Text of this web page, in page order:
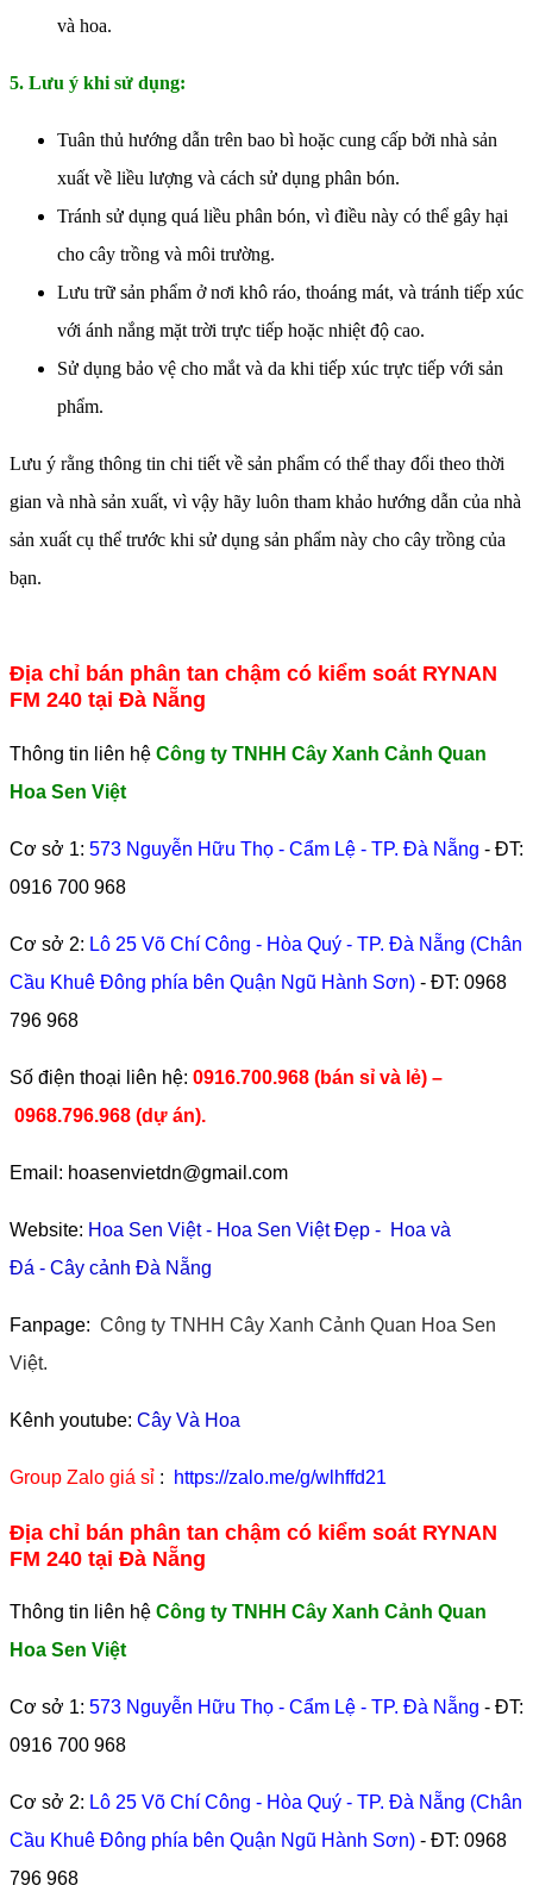
và hoa.
5. Lưu ý khi sử dụng:
Tuân thủ hướng dẫn trên bao bì hoặc cung cấp bởi nhà sản
xuất về liều lượng và cách sử dụng phân bón.
Tránh sử dụng quá liều phân bón, vì điều này có thể gây hại
cho cây trồng và môi trường.
Lưu trữ sản phẩm ở nơi khô ráo, thoáng mát, và tránh tiếp xúc
với ánh nắng mặt trời trực tiếp hoặc nhiệt độ cao.
Sử dụng bảo vệ cho mắt và da khi tiếp xúc trực tiếp với sản
phẩm.
Lưu ý rằng thông tin chi tiết về sản phẩm có thể thay đổi theo thời
gian và nhà sản xuất, vì vậy hãy luôn tham khảo hướng dẫn của nhà
sản xuất cụ thể trước khi sử dụng sản phẩm này cho cây trồng của
bạn.
Địa chỉ bán phân tan chậm có kiểm soát RYNAN
FM 240 tại Đà Nẵng
Thông tin liên hệ Công ty TNHH Cây Xanh Cảnh Quan
Hoa Sen Việt
Cơ sở 1: 573 Nguyễn Hữu Thọ - Cẩm Lệ - TP. Đà Nẵng - ĐT:
0916 700 968
Cơ sở 2: Lô 25 Võ Chí Công - Hòa Quý - TP. Đà Nẵng (Chân
Cầu Khuê Đông phía bên Quận Ngũ Hành Sơn) - ĐT: 0968
796 968
​Số điện thoại liên hệ: 0916.700.968 (bán sỉ và lẻ) –
0968.796.968 (dự án).
Email: hoasenvietdn@gmail.com
Website: Hoa Sen Việt- Hoa Sen Việt Đẹp - Hoa và
Đá - Cây cảnh Đà Nẵng
Fanpage: Công ty TNHH Cây Xanh Cảnh Quan Hoa Sen
Việt.
Kênh youtube: Cây Và Hoa
Group Zalo giá sỉ : https://zalo.me/g/wlhffd21
Địa chỉ bán phân tan chậm có kiểm soát RYNAN
FM 240 tại Đà Nẵng
Thông tin liên hệ Công ty TNHH Cây Xanh Cảnh Quan
Hoa Sen Việt
Cơ sở 1: 573 Nguyễn Hữu Thọ - Cẩm Lệ - TP. Đà Nẵng - ĐT:
0916 700 968
Cơ sở 2: Lô 25 Võ Chí Công - Hòa Quý - TP. Đà Nẵng (Chân
Cầu Khuê Đông phía bên Quận Ngũ Hành Sơn) - ĐT: 0968
796 968